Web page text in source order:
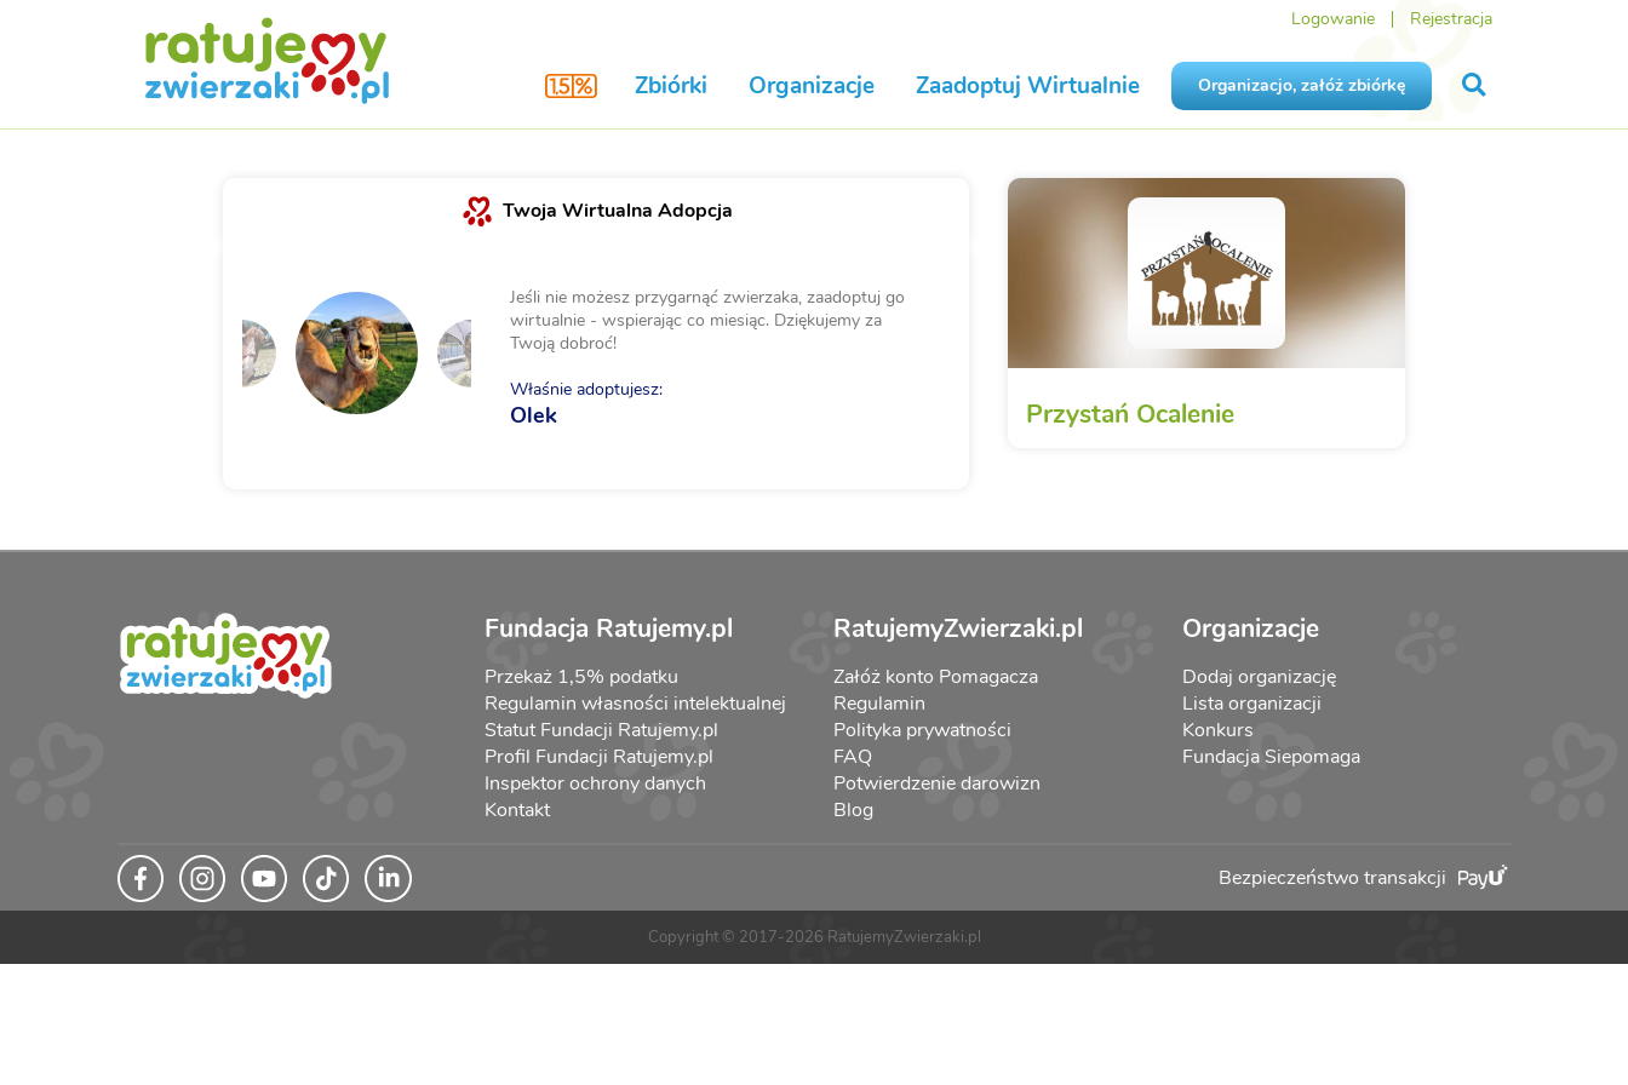
Logowanie Rejestracja
Zbiórki Organizacje Zaadoptuj Wirtualnie Organizacjo, załóż zbiórkę
Twoja Wirtualna Adopcja
Jeśli nie możesz przygarnąć zwierzaka, zaadoptuj go
wirtualnie - wspierając co miesiąc. Dziękujemy za
Twoją dobroć!
Właśnie adoptujesz:
Olek Przystań Ocalenie
Fundacja Ratujemy.pl
Przekaż 1,5% podatku
Regulamin własności intelektualnej
Statut Fundacji Ratujemy.pl
Profil Fundacji Ratujemy.pl
Inspektor ochrony danych
Kontakt
RatujemyZwierzaki.pl
Załóż konto Pomagacza
Regulamin
Polityka prywatności
FAQ
Potwierdzenie darowizn
Blog
Organizacje
Dodaj organizację
Lista organizacji
Konkurs
Fundacja Siepomaga
Bezpieczeństwo transakcji
Copyright © 2017-2026 RatujemyZwierzaki.pl